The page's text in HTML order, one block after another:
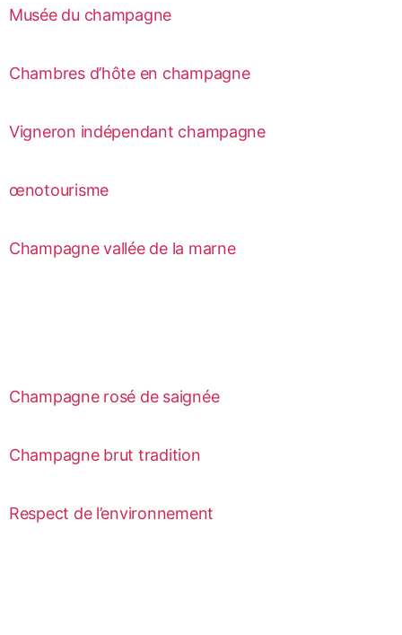
Musée du champagne
Chambres d’hôte en champagne
Vigneron indépendant champagne
œnotourisme
Champagne vallée de la marne
Champagne rosé de saignée
Champagne brut tradition
Respect de l’environnement